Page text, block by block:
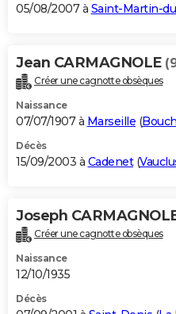
05/08/2007 à Saint-Martin-
Jean CARMAGNOLE
Créer une cagnotte obsèques
Naissance
07/07/1907 à Marseille (
Décès
15/09/2003 à Cadenet(
Joseph
Créer une cagnotte obsèques
Naissance
12/10/1935
Décès